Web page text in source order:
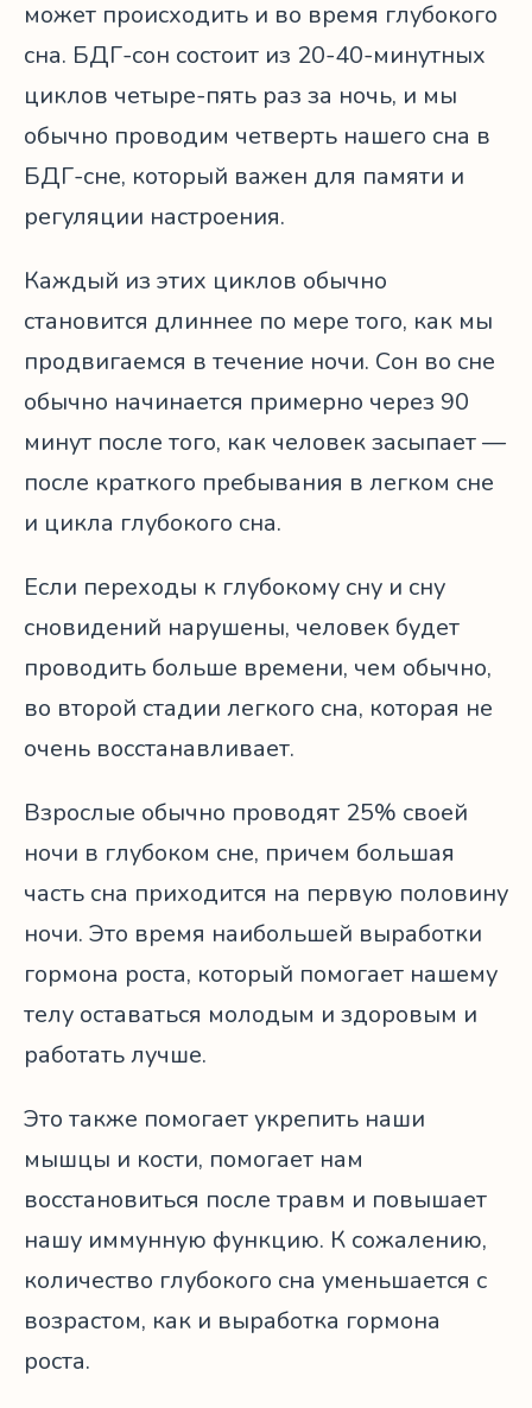
может происходить и во время глубокого
сна. БДГ-сон состоит из 20-40-минутных
циклов четыре-пять раз за ночь, и мы
обычно проводим четверть нашего сна в
БДГ-сне, который важен для памяти и
регуляции настроения.
Каждый из этих циклов обычно
становится длиннее по мере того, как мы
продвигаемся в течение ночи. Сон во сне
обычно начинается примерно через 90
минут после того, как человек засыпает —
после краткого пребывания в легком сне
и цикла глубокого сна.
Если переходы к глубокому сну и сну
сновидений нарушены, человек будет
проводить больше времени, чем обычно,
во второй стадии легкого сна, которая не
очень восстанавливает.
Взрослые обычно проводят 25% своей
ночи в глубоком сне, причем большая
часть сна приходится на первую половину
ночи. Это время наибольшей выработки
гормона роста, который помогает нашему
телу оставаться молодым и здоровым и
работать лучше.
Это также помогает укрепить наши
мышцы и кости, помогает нам
восстановиться после травм и повышает
нашу иммунную функцию. К сожалению,
количество глубокого сна уменьшается с
возрастом, как и выработка гормона
роста.